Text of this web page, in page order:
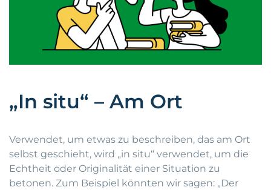
„In situ“ – Am Ort
Verwendet, um etwas zu beschreiben, das am Ort
selbst geschieht, wird „in situ“ verwendet, um die
Echtheit oder Originalität einer Situation zu
betonen. Zum Beispiel könnten wir sagen: „Der